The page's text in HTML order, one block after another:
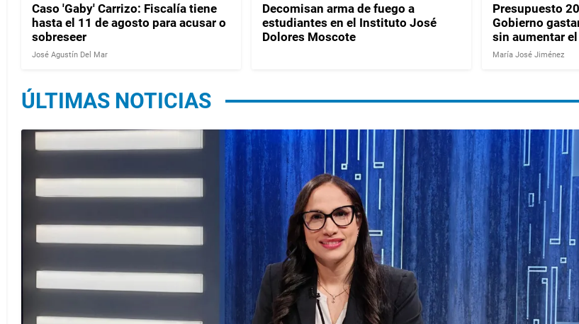
Caso 'Gaby' Carrizo: Fiscalía tiene
hasta el 11 de agosto para acusar o
sobreseer
José Agustín Del Mar
Decomisan arma de fuego a
estudiantes en el Instituto José
Dolores Moscote
Presupuesto
Gobierno
sin aumentar
María José Jiménez
ÚLTIMAS NOTICIAS